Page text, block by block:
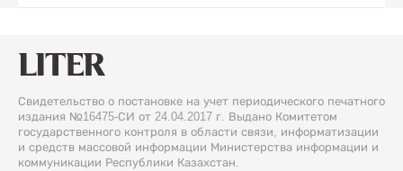
Свидетельство о постановке на учет периодического печатного
издания №16475-СИ от 24.04.2017 г. Выдано Комитетом
государственного контроля в области связи, информатизации
и средств массовой информации Министерства информации и
коммуникации Республики Казахстан.